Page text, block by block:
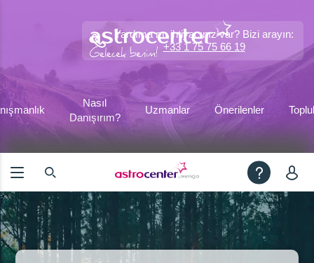
Yardıma mı ihtiyacınız var? Bizi arayın:
+33 1 75 75 66 19
Nasıl
Danışırım?
Uzmanlar Önerilenler